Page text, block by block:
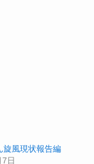
旋風現状報告編
日